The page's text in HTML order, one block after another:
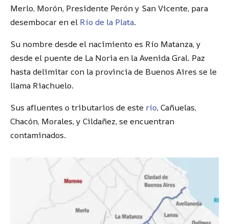
Merlo, Morón, Presidente Perón y San Vicente, para
desembocar en el Río de la Plata.
Su nombre desde el nacimiento es Río Matanza, y
desde el puente de La Noria en la Avenida Gral. Paz
hasta delimitar con la provincia de Buenos Aires se le
llama Riachuelo.
Sus afluentes o tributarios de este río, Cañuelas,
Chacón, Morales, y Cildañez, se encuentran
contaminados.